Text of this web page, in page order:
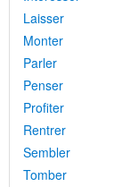
Laisser
Monter
Parler
Penser
Profiter
Rentrer
Sembler
Tomber